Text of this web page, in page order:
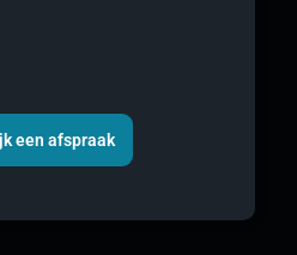
een afspraak